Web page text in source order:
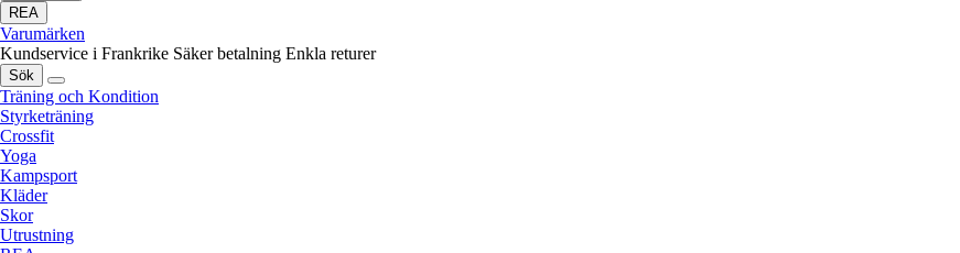
REA
Varumärken
Kundservice i Frankrike Säker betalning Enkla returer
Sök
Träning och Kondition
Styrketräning
Crossfit
Yoga
Kampsport
Kläder
Skor
Utrustning